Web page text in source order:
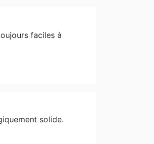
faciles à
solide.